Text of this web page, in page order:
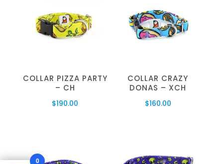
COLLAR PIZZA PARTY
– CH
$190.00
COLLAR CRAZY
DONAS – XCH
$160.00
0